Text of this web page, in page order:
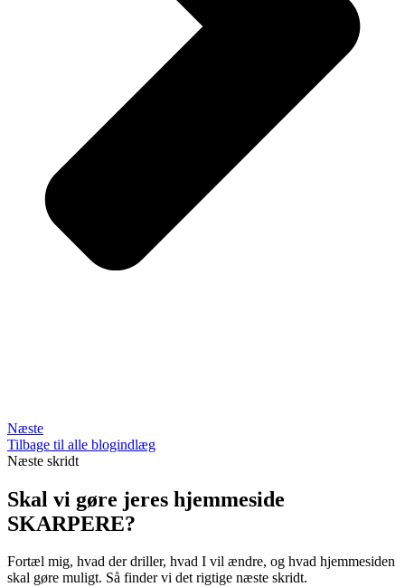
Næste
Tilbage til alle blogindlæg
Næste skridt
Skal vi gøre jeres hjemmeside
SKARPERE?
Fortæl mig, hvad der driller, hvad I vil ændre, og hvad hjemmesiden
skal gøre muligt. Så finder vi det rigtige næste skridt.